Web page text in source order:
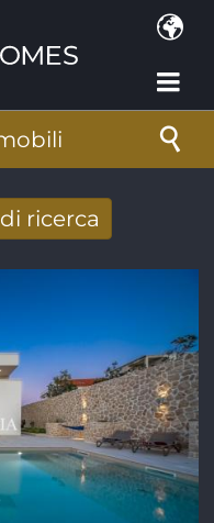
ricerca